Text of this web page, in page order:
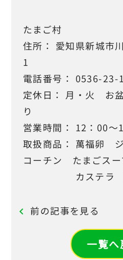
たまご村
住所： 愛知県新城市
1
電話番号： 0536-23-
定休日： 月・火 お
り
営業時間： 12：00～
取扱商品： 萬福卵
コーチン たまごス
カステラ
chevron_left 前の記事を見る
一覧へ